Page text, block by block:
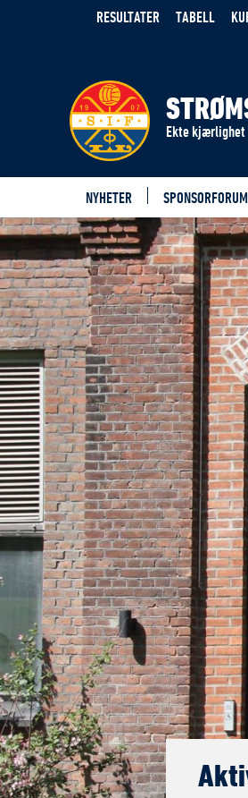
RESULTATER TABELL
Ekte kjærlighet
NYHETER SPONSORFORUM